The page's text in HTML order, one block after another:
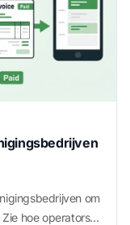
om
hoe operators